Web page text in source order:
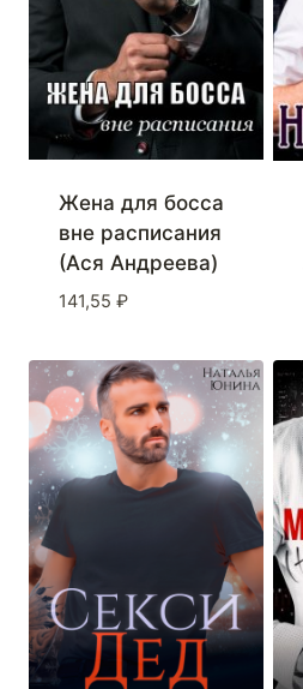
Жена для босса
вне расписания
(Ася Андреева)
141,55 ₽